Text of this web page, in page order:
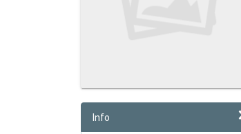
Info